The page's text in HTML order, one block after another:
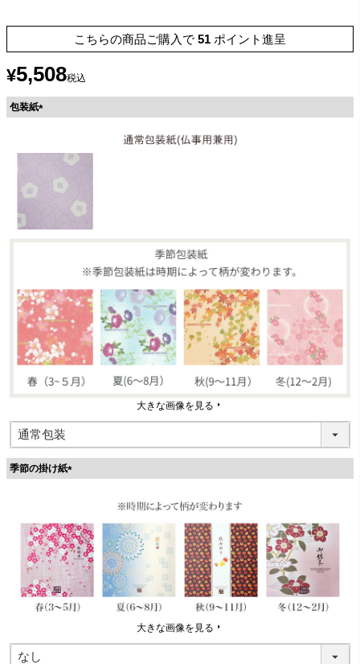
こちらの商品ご購入で 51 ポイント進呈
¥5,508税込
包装紙
須
大きな画像を見る
季節の掛け紙
)
大きな画像を見る